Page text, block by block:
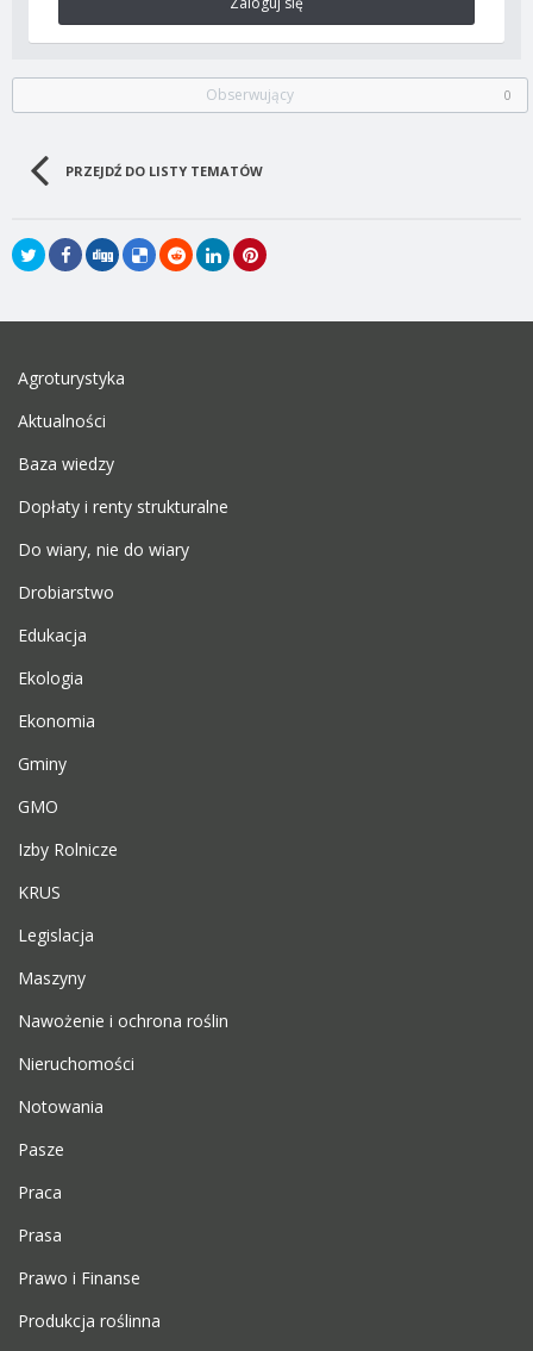
Obserwujący 0
PRZEJDŹ DO LISTY TEMATÓW
Agroturystyka
Aktualności
Baza wiedzy
Dopłaty i renty strukturalne
Do wiary, nie do wiary
Drobiarstwo
Edukacja
Ekologia
Ekonomia
Gminy
GMO
Izby Rolnicze
KRUS
Legislacja
Maszyny
Nawożenie i ochrona roślin
Nieruchomości
Notowania
Pasze
Praca
Prasa
Prawo i Finanse
Produkcja roślinna